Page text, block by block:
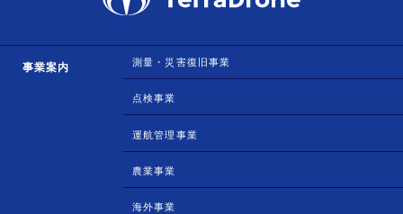
事業案内 測量・災害復旧事業
点検事業
運航管理事業
農業事業
海外事業